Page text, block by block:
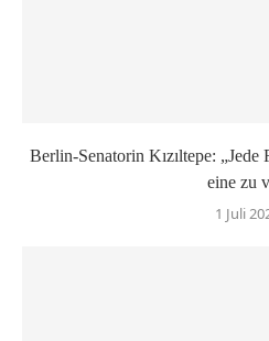
Berlin-Senatorin Kızıltepe:
eine zu
1 Juli